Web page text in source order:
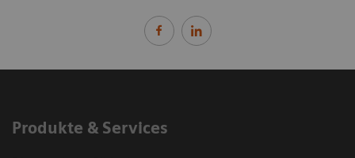
Produkte & Services